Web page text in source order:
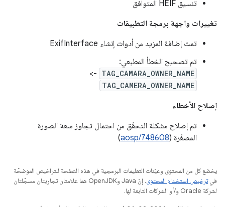
تنسيق HEIF المتوافق
تغييرات واجهة برمجة التطبيقات
تمت إضافة المزيد من أدوات إنشاء ExifInterface
تم تصحيح الخطأ المطبعي:
TAG_CAMARA_OWNER_NAME
->
TAG_CAMERA_OWNER_NAME
إصلاح الأخطاء
تم إصلاح مشكلة التحقّق من احتمال تجاوز سعة الصورة
المصغّرة (aosp/748608
)
يخضع كل من المحتوى وعيّنات التعليمات البرمجية في هذه الصفحة للتراخيص الموضحّة
فيترخيص استخدام المحتوى
. إنّ Java وOpenJDK هما علامتان تجاريتان مسجَّلتان
لشركة Oracle و/أو الشركات التابعة لها.